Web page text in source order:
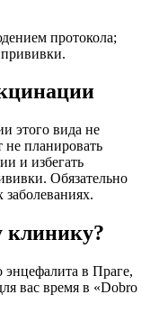
протокола;
этого вида не
не планировать
и избегать
Обязательно
энцефалита в Праге,
вас время в «Dobro